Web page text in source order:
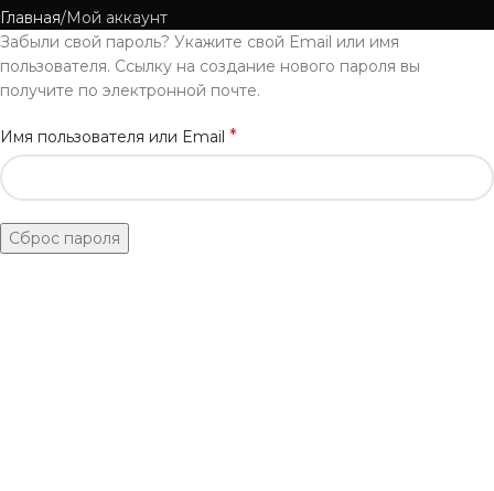
Главная Мой аккаунт
Забыли свой пароль? Укажите свой Email или имя
пользователя. Ссылку на создание нового пароля вы
получите по электронной почте.
Имя пользователя или Email *
Сброс пароля